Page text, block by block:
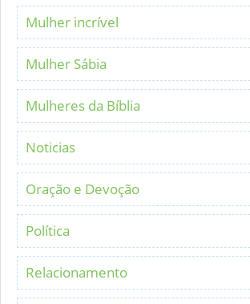
Mulher incrível
Mulher Sábia
Mulheres da Bíblia
Noticias
Oração e Devoção
Política
Relacionamento